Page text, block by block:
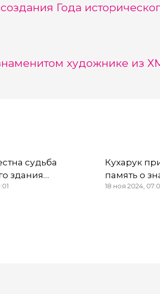
Года
художнике из
судьба
здания
центра Сургута
Кухарук
память о
художнике
18 ноя 2024,